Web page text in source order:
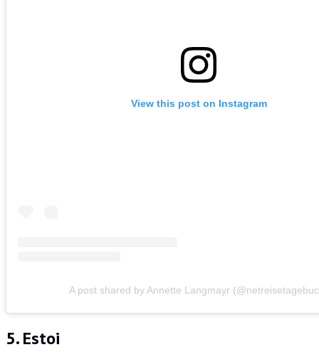
View this post on Instagram
A post shared by Annette Langmayr
5.Estoi